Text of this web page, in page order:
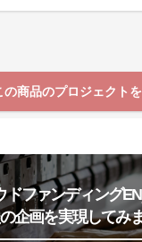
の商品のプロジェクト
ドファンディング
企画を実現してみ